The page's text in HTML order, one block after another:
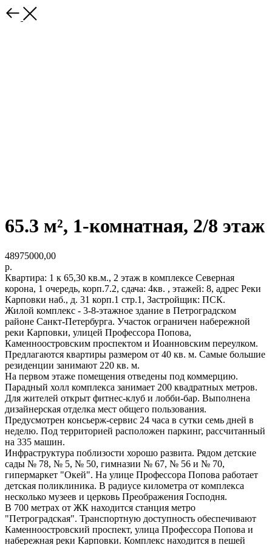
65.3 м², 1-комнатная, 2/8 этаж
48975000,00
р.
Квартира: 1 к 65,30 кв.м., 2 этаж в комплексе Северная
корона, 1 очередь, корп.7.2, сдача: 4кв. , этажей: 8, адрес Реки
Карповки наб., д. 31 корп.1 стр.1, Застройщик: ПСК.
Жилой комплекс - 3-8-этажное здание в Петроградском
районе Санкт-Петербурга. Участок ограничен набережной
реки Карповки, улицей Профессора Попова,
Каменноостровским проспектом и Иоанновским переулком.
Предлагаются квартиры размером от 40 кв. м. Самые большие
резиденции занимают 220 кв. м.
На первом этаже помещения отведены под коммерцию.
Парадный холл комплекса занимает 200 квадратных метров.
Для жителей открыт фитнес-клуб и лобби-бар. Выполнена
дизайнерская отделка мест общего пользования.
Предусмотрен консьерж-сервис 24 часа в сутки семь дней в
неделю. Под территорией расположен паркинг, рассчитанный
на 335 машин.
Инфраструктура поблизости хорошо развита. Рядом детские
сады № 78, № 5, № 50, гимназии № 67, № 56 и № 70,
гипермаркет "Окей". На улице Профессора Попова работает
детская поликлиника. В радиусе километра от комплекса
несколько музеев и церковь Преображения Господня.
В 700 метрах от ЖК находится станция метро
"Петроградская". Транспортную доступность обеспечивают
Каменноостровский проспект, улица Профессора Попова и
набережная реки Карповки. Комплекс находится в пешей